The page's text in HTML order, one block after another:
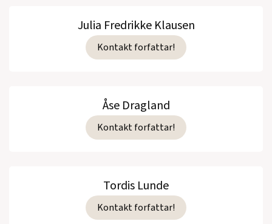
Julia Fredrikke Klausen
Kontakt forfattar!
Åse Dragland
Kontakt forfattar!
Tordis Lunde
Kontakt forfattar!